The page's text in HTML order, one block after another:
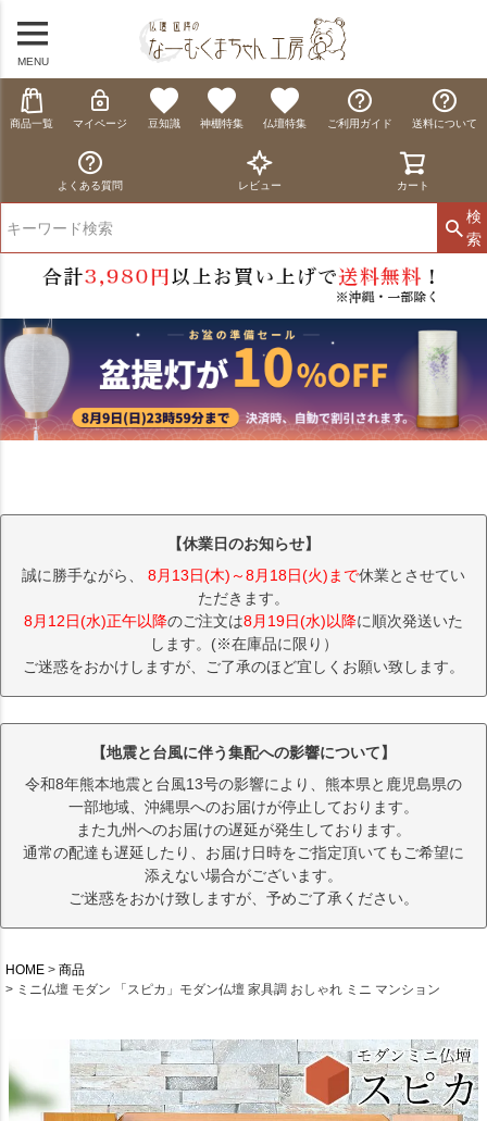
MENU
商品一覧 マイページ 豆知識 神棚特集 仏壇特集 ご利用ガイド 送料について
よくある質問 レビュー カート
検
索
【休業日のお知らせ】
誠に勝手ながら、 8月13日(木)～8月18日(火)まで休業とさせてい
ただきます。
8月12日(水)正午以降のご注文は8月19日(水)以降に順次発送いた
します。(※在庫品に限り）
ご迷惑をおかけしますが、ご了承のほど宜しくお願い致します。
【地震と台風に伴う集配への影響について】
令和8年熊本地震と台風13号の影響により、熊本県と鹿児島県の
一部地域、沖縄県へのお届けが停止しております。
また九州へのお届けの遅延が発生しております。
通常の配達も遅延したり、お届け日時をご指定頂いてもご希望に
添えない場合がございます。
ご迷惑をおかけ致しますが、予めご了承ください。
HOME
商品
ミニ仏壇 モダン 「スピカ」モダン仏壇 家具調 おしゃれ ミニ マンション